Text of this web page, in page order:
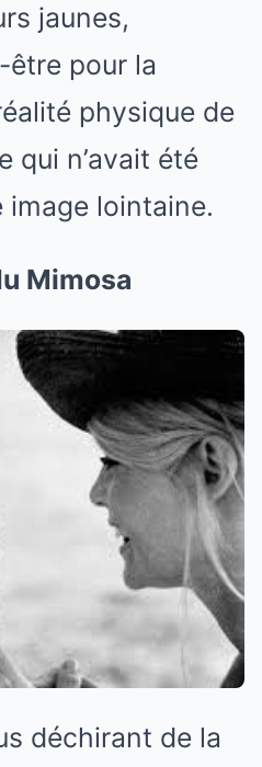
jaunes,
pour la
physique de
qui n’avait été
image lointaine.
Mimosa
déchirant de la